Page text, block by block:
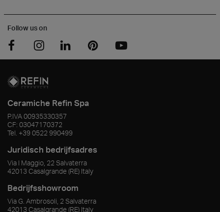
Follow us on
Ceramiche Refin Spa
P.IVA00935330357
CF: 03047170372
Tel. +39 0522 990499
Juridisch bedrijfsadres
Via I Maggio, 22 Salvaterra
42013 Casalgrande (RE) Italy
Bedrijfsshowroom
Via G. Ambrosoli, 2 Salvaterra
42013 Casalgrande (RE) Italy